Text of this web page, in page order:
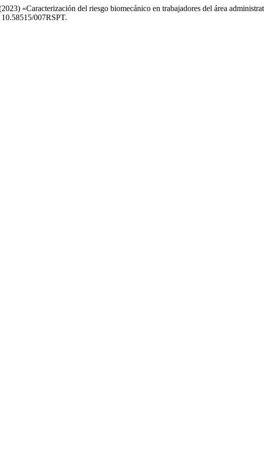
«Caracterización del riesgo biomecánico en trabajadores del área
007RSPT.